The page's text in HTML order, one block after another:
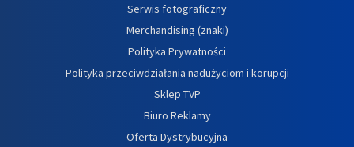
Serwis fotograficzny
Merchandising (znaki)
Polityka Prywatności
Polityka przeciwdziałania nadużyciom i korupcji
Sklep TVP
Biuro Reklamy
Oferta Dystrybucyjna